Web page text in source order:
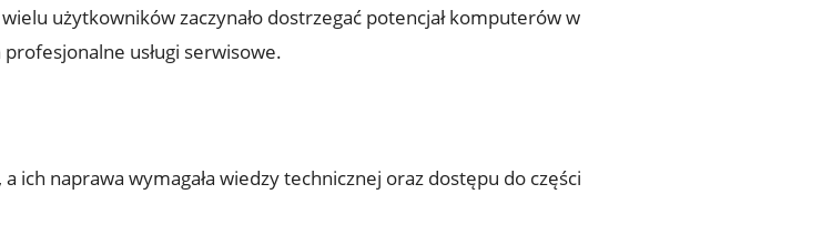
użytkowników zaczynało dostrzegać potencjał komputerów w
usługi serwisowe.
ich naprawa wymagała wiedzy technicznej oraz dostępu do części